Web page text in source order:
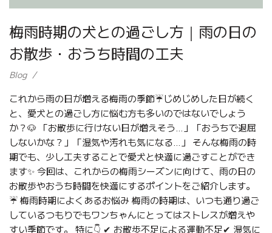
梅雨時期の犬との過ごし方｜雨の日の
お散歩・おうち時間の工夫
Blog
これから雨の日が増える梅雨の季節☔じめじめした日が続く
と、愛犬との過ごし方に悩む方も多いのではないでしょう
か？🐶 「お散歩に行けない日が増えそう…」「おうちで退屈
しないかな？」「湿気や汚れも気になる…」 そんな梅雨の時
期でも、少し工夫することで愛犬と快適に過ごすことができ
ます✨ 今回は、これからの梅雨シーズンに向けて、雨の日の
お散歩やおうち時間を快適にするポイントをご紹介します。
☔ 梅雨時期によくあるお悩み 梅雨の時期は、いつも通り過ご
しているつもりでもワンちゃんにとってはストレスが増えや
すい季節です。 特に👇 ✔ お散歩不足による運動不足✔ 湿気に